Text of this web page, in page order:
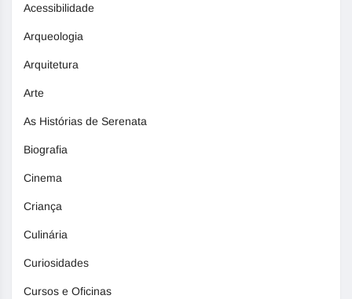
Acessibilidade
Arqueologia
Arquitetura
Arte
As Histórias de Serenata
Biografia
Cinema
Criança
Culinária
Curiosidades
Cursos e Oficinas